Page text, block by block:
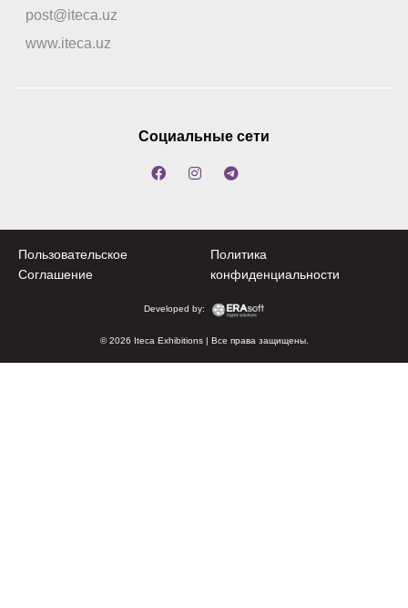
post@iteca.uz
www.iteca.uz
Социальные сети
© 2026 Iteca Exhibitions | Все права защищены.
Developed by:
Пользовательское
Соглашение
Политика
конфиденциальности